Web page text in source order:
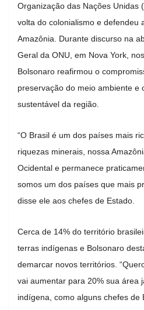
Organização das Nações Unidas
volta do colonialismo e defendeu
Amazônia. Durante discurso na
Geral da ONU, em Nova York,
Bolsonaro reafirmou o
preservação do meio ambiente e
sustentável da região.
“O Brasil é um dos países mais
riquezas minerais, nossa
Ocidental e permanece
somos um dos países que mais
disse ele aos chefes de Estado.
Cerca de 14% do território
terras indígenas e Bolsonaro
demarcar novos territórios.
vai aumentar para 20% sua área
indígena, como alguns chefes de